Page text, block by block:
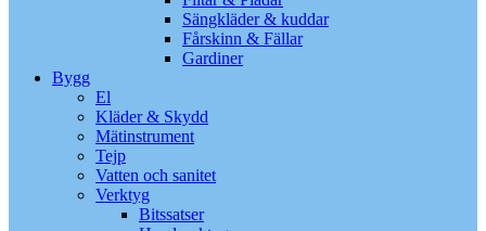
Sängkläder & kuddar
Fårskinn & Fällar
Gardiner
Bygg
El
Kläder & Skydd
Mätinstrument
Tejp
Vatten och sanitet
Verktyg
Bitssatser